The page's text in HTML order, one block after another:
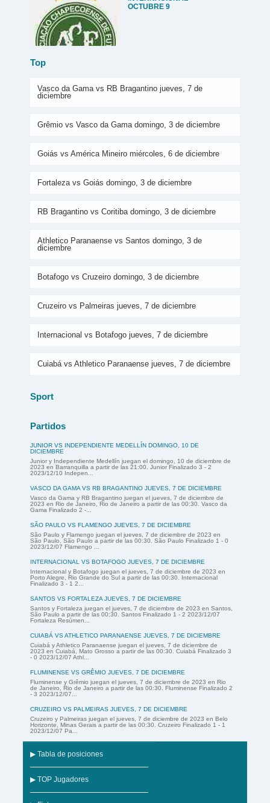
OCTUBRE 9
Top
Vasco da Gama vs RB Bragantino jueves, 7 de
diciembre
Grêmio vs Vasco da Gama domingo, 3 de diciembre
Goiás vs América Mineiro miércoles, 6 de diciembre
Fortaleza vs Goiás domingo, 3 de diciembre
RB Bragantino vs Coritiba domingo, 3 de diciembre
Athletico Paranaense vs Santos domingo, 3 de
diciembre
Botafogo vs Cruzeiro domingo, 3 de diciembre
Cruzeiro vs Palmeiras jueves, 7 de diciembre
Internacional vs Botafogo jueves, 7 de diciembre
Cuiabá vs Athletico Paranaense jueves, 7 de diciembre
Sport
Partidos
JUNIOR VS INDEPENDIENTE MEDELLÍN DOMINGO, 10 DE
DICIEMBRE
Junior y Independiente Medellín juegan el domingo, 10 de diciembre de
2023 en Barranquilla a partir de las 21:00. Junior Finalizado 3 - 2
2023/12/10 Indepen...
VASCO DA GAMA VS RB BRAGANTINO JUEVES, 7 DE DICIEMBRE
Vasco da Gama y RB Bragantino juegan el jueves, 7 de diciembre de
2023 en Rio de Janeiro, Rio de Janeiro a partir de las 00:30. Vasco da
Gama Finalizado 2 -...
SÃO PAULO VS FLAMENGO JUEVES, 7 DE DICIEMBRE
São Paulo y Flamengo juegan el jueves, 7 de diciembre de 2023 en
São Paulo, São Paulo a partir de las 00:30. São Paulo Finalizado 1 - 0
2023/12/07 Flamengo ...
INTERNACIONAL VS BOTAFOGO JUEVES, 7 DE DICIEMBRE
Internacional y Botafogo juegan el jueves, 7 de diciembre de 2023 en
Porto Alegre, Rio Grande do Sul a partir de las 00:30. Internacional
Finalizado 3 - 1 2...
SANTOS VS FORTALEZA JUEVES, 7 DE DICIEMBRE
Santos y Fortaleza juegan el jueves, 7 de diciembre de 2023 en Santos,
São Paulo a partir de las 00:30. Santos Finalizado 1 - 2 2023/12/07
Fortaleza Resúmen...
CUIABÁ VS ATHLETICO PARANAENSE JUEVES, 7 DE DICIEMBRE
Cuiabá y Athletico Paranaense juegan el jueves, 7 de diciembre de
2023 en Cuiabá, Mato Grosso a partir de las 00:30. Cuiabá Finalizado 3
- 0 2023/12/07 Athl...
FLUMINENSE VS GRÊMIO JUEVES, 7 DE DICIEMBRE
Fluminense y Grêmio juegan el jueves, 7 de diciembre de 2023 en Rio
de Janeiro, Rio de Janeiro a partir de las 00:30. Fluminense Finalizado 2
- 3 2023/12/07...
CRUZEIRO VS PALMEIRAS JUEVES, 7 DE DICIEMBRE
Cruzeiro y Palmeiras juegan el jueves, 7 de diciembre de 2023 en Belo
Horizonte, Minas Gerais a partir de las 00:30. Cruzeiro Finalizado 1 - 1
2023/12/07 Pa...
▶ Tabla de posiciones
▶ TOP Jugadores